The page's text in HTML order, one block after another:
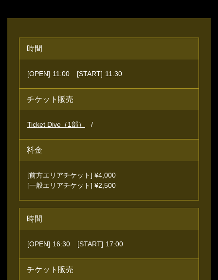
時間
[OPEN] 11:00 [START] 11:30
チケット販売
Ticket Dive（1部）
料金
[前方エリアチケット] ¥4,000
[一般エリアチケット] ¥2,500
時間
[OPEN] 16:30 [START] 17:00
チケット販売